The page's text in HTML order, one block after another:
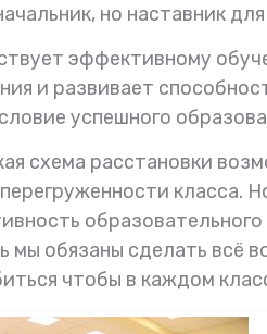
но наставник
эффективному
и развивает
успешного
схема расстановки
класса.
мы обязаны сделать всё
чтобы в каждом